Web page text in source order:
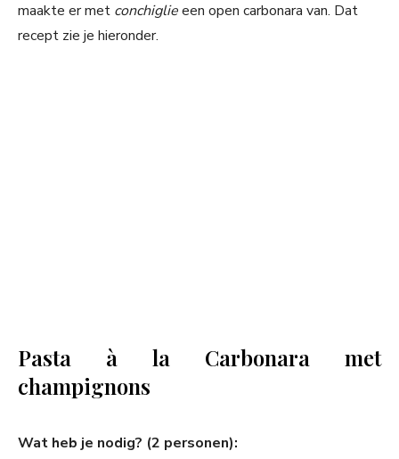
maakte er met conchiglieeen open carbonara van. Dat
recept zie je hieronder.
Pasta à la Carbonara met
champignons
Wat heb je nodig? (2 personen):